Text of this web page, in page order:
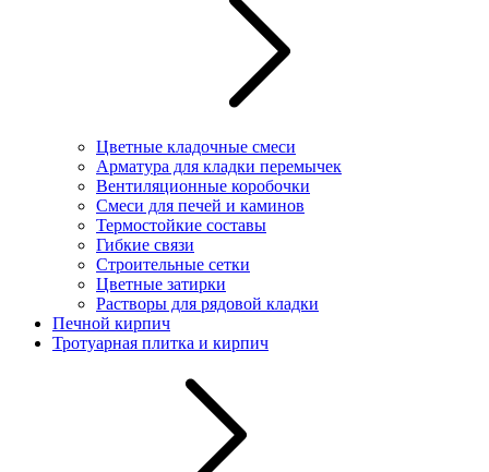
Цветные кладочные смеси
Арматура для кладки перемычек
Вентиляционные коробочки
Смеси для печей и каминов
Термостойкие составы
Гибкие связи
Строительные сетки
Цветные затирки
Растворы для рядовой кладки
Печной кирпич
Тротуарная плитка и кирпич